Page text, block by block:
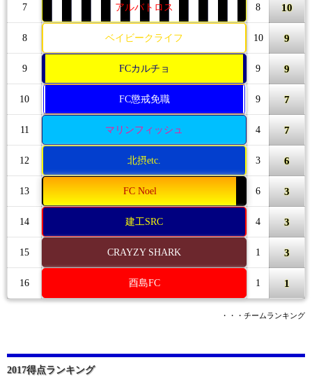
7 アルバトロス 8 10
8 ベイビークライフ 10 9
9 FCカルチョ 9 9
10 FC懲戒免職 9 7
11 マリンフィッシュ 4 7
12 北摂etc. 3 6
13 FC Noel 6 3
14 建工SRC 4 3
15 CRAYZY SHARK 1 3
16 酉島FC 1 1
・・・チームランキング
2017得点ランキング